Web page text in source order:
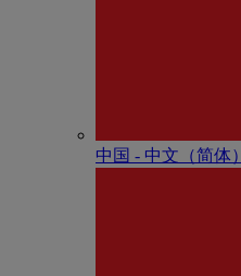
中国 - 中⽂（简体）